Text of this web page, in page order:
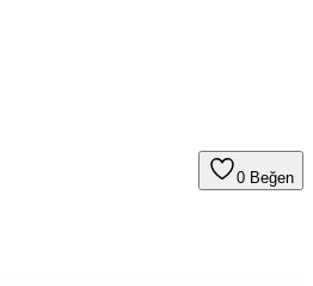
0 Beğen